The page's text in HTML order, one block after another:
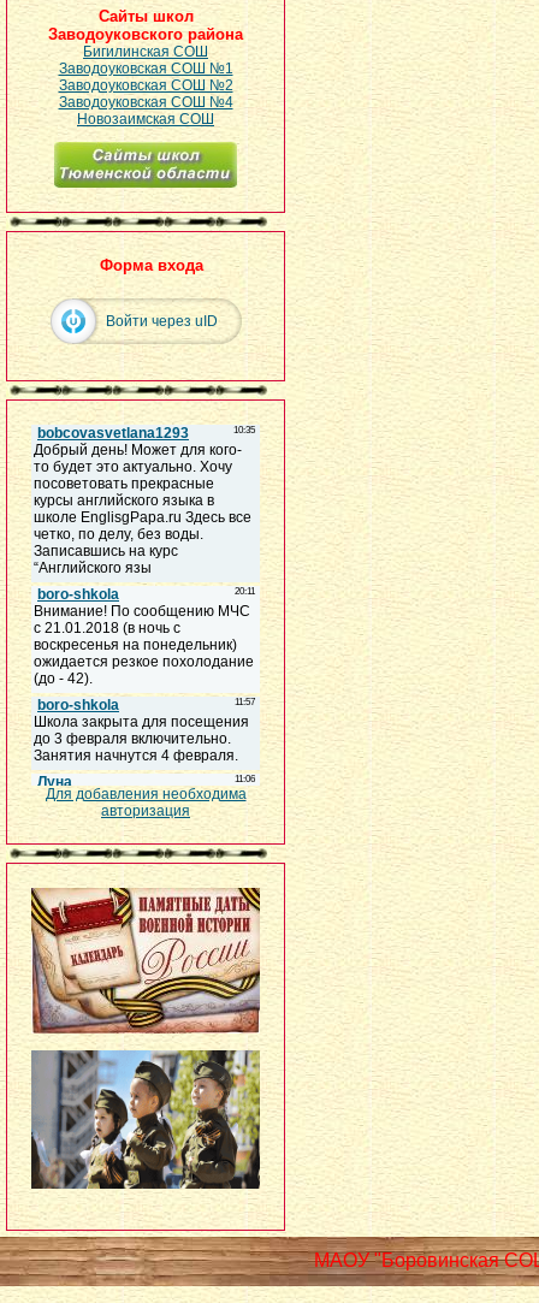
Сайты школ
Заводоуковского района
Бигилинская СОШ
Заводоуковская СОШ №1
Заводоуковская СОШ №2
Заводоуковская СОШ №4
Новозаимская СОШ
Форма входа
Войти через uID
Для добавления необходима
авторизация
МАОУ "Боровинская